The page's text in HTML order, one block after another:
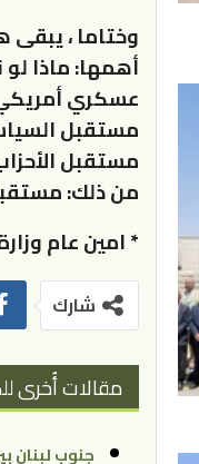
وختاما ،
أهمها: ماذا
عسكري أمريكي
مستقبل
مستقبل
من ذلك: مستقبل
* امين عام
شارك
مقالات أُخرى
جنوب لبنان